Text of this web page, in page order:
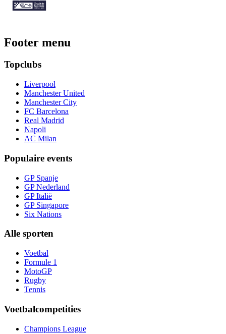
Footer menu
Topclubs
Liverpool
Manchester United
Manchester City
FC Barcelona
Real Madrid
Napoli
AC Milan
Populaire events
GP Spanje
GP Nederland
GP Italië
GP Singapore
Six Nations
Alle sporten
Voetbal
Formule 1
MotoGP
Rugby
Tennis
Voetbalcompetities
Champions League